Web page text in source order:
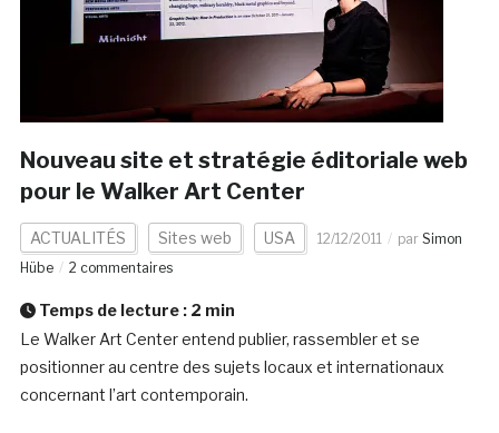
Nouveau site et stratégie éditoriale web
pour le Walker Art Center
ACTUALITÉS Sites web USA 12/12/2011 par Simon
Hübe
2 commentaires
Temps de lecture : 2 min
Le Walker Art Center entend publier, rassembler et se
positionner au centre des sujets locaux et internationaux
concernant l’art contemporain.